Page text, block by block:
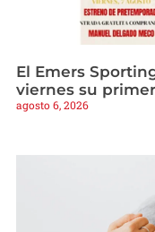
El Emers
viernes su
agosto 6, 2026